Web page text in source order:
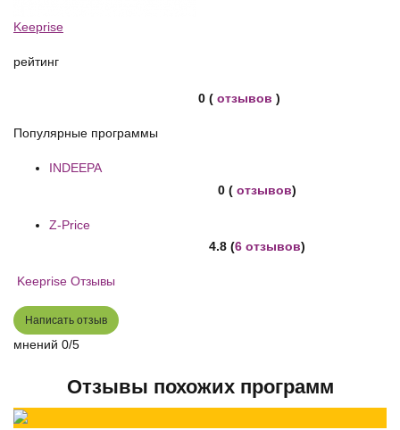
Keeprise
рейтинг
0 ( отзывов )
Популярные программы
INDEEPA
0 ( отзывов)
Z-Price
4.8 (6 отзывов)
Keeprise Отзывы
Написать отзыв
мнений 0/5
Отзывы похожих программ